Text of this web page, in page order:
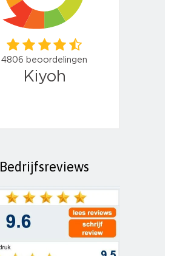
Bedrijfsreviews